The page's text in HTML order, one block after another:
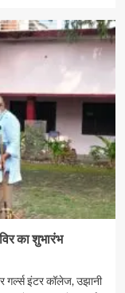
का शुभारंभ
गर्ल्स इंटर कॉलेज, उझानी